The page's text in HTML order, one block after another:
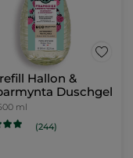
Hallon &
Duschgel
ml
(244)